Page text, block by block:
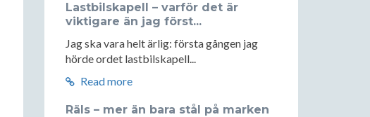
Lastbilskapell – varför det är
viktigare än jag först...
Jag ska vara helt ärlig: första gången jag
hörde ordet lastbilskapell...
Read more
Räls – mer än bara stål på marken